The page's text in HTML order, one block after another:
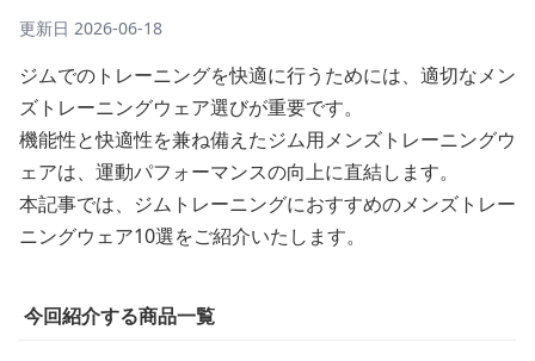
更新日 2026-06-18
ジムでのトレーニングを快適に行うためには、適切なメン
ズトレーニングウェア選びが重要です。
機能性と快適性を兼ね備えたジム用メンズトレーニングウ
ェアは、運動パフォーマンスの向上に直結します。
本記事では、ジムトレーニングにおすすめのメンズトレー
ニングウェア10選をご紹介いたします。
今回紹介する商品一覧